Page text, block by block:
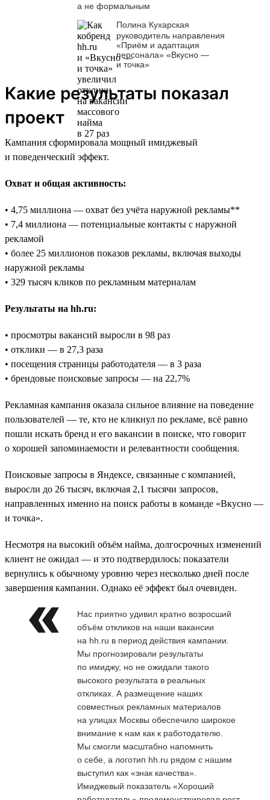
а не формальным
Полина Кухарская
руководитель направления
«Приём и адаптация
персонала» «Вкусно —
и точка»
Какие результаты показал
проект
Кампания сформировала мощный имиджевый
и поведенческий эффект.
Охват и общая активность:
• 4,75 миллиона — охват без учёта наружной рекламы**
• 7,4 миллиона — потенциальные контакты с наружной
рекламой
• более 25 миллионов показов рекламы, включая выходы
наружной рекламы
• 329 тысяч кликов по рекламным материалам
Результаты на hh.ru:
• просмотры вакансий выросли в 98 раз
• отклики — в 27,3 раза
• посещения страницы работодателя — в 3 раза
• брендовые поисковые запросы — на 22,7%
Рекламная кампания оказала сильное влияние на поведение
пользователей — те, кто не кликнул по рекламе, всё равно
пошли искать бренд и его вакансии в поиске, что говорит
о хорошей запоминаемости и релевантности сообщения.
Поисковые запросы в Яндексе, связанные с компанией,
выросли до 26 тысяч, включая 2,1 тысячи запросов,
направленных именно на поиск работы в команде «Вкусно —
и точка».
Несмотря на высокий объём найма, долгосрочных изменений
клиент не ожидал — и это подтвердилось: показатели
вернулись к обычному уровню через несколько дней после
завершения кампании. Однако её эффект был очевиден.
Нас приятно удивил кратно возросший
объём откликов на наши вакансии
на hh.ru в период действия кампании.
Мы прогнозировали результаты
по имиджу, но не ожидали такого
высокого результата в реальных
откликах. А размещение наших
совместных рекламных материалов
на улицах Москвы обеспечило широкое
внимание к нам как к работодателю.
Мы смогли масштабно напомнить
о себе, а логотип hh.ru рядом с нашим
выступил как «знак качества».
Имиджевый показатель «Хороший